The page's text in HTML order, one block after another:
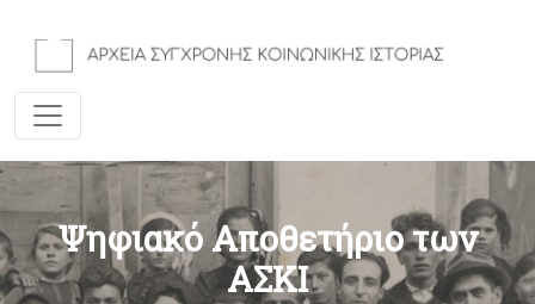
Ψηφιακό Αποθετήριο των
ΑΣΚΙ